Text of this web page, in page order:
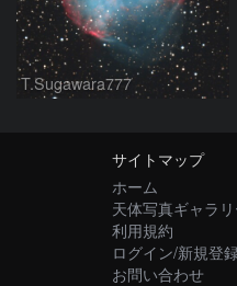
T.Sugawara777
サイトマップ
ホーム
天体写真ギャラ
利用規約
ログイン/新規登
お問い合わせ